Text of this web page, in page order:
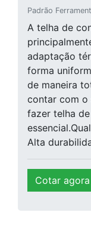
Padrão
A telha de
adaptação
forma
de maneira
contar com o
fazer telha
Alta
Cotar agora